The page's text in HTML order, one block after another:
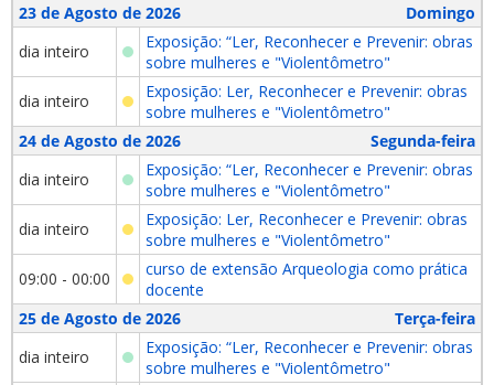
23 de Agosto de 2026
Domingo
dia inteiro
Exposição: “Ler, Reconhecer e Prevenir: obras
sobre mulheres e "Violentômetro"
dia inteiro
Exposição: Ler, Reconhecer e Prevenir: obras
sobre mulheres e "Violentômetro"
24 de Agosto de 2026
Segunda-feira
dia inteiro
Exposição: “Ler, Reconhecer e Prevenir: obras
sobre mulheres e "Violentômetro"
dia inteiro
Exposição: Ler, Reconhecer e Prevenir: obras
sobre mulheres e "Violentômetro"
09:00 - 00:00
curso de extensão Arqueologia como prática
docente
25 de Agosto de 2026
Terça-feira
dia inteiro
Exposição: “Ler, Reconhecer e Prevenir: obras
sobre mulheres e "Violentômetro"